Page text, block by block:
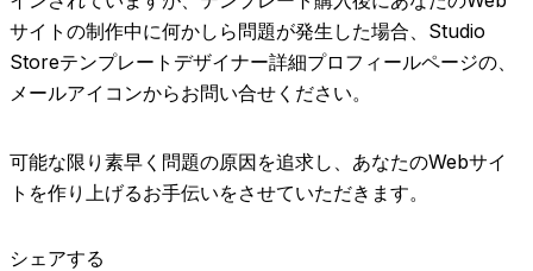
サイトの制作中に何かしら問題が発生した場合、Studio
Storeテンプレートデザイナー詳細プロフィールページの、
メールアイコンからお問い合せください。
可能な限り素早く問題の原因を追求し、あなたのWebサイ
トを作り上げるお手伝いをさせていただきます。
シェアする